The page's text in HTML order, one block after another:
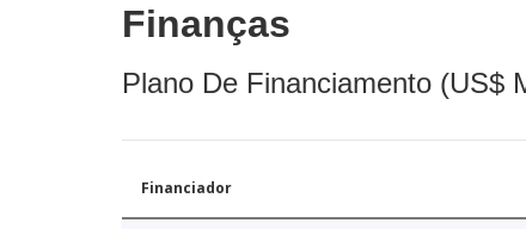
Finanças
Plano De Financiamento (US$
Financiador